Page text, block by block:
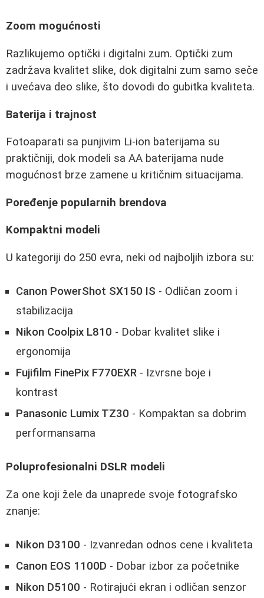
Zoom mogućnosti
Razlikujemo optički i digitalni zum. Optički zum
zadržava kvalitet slike, dok digitalni zum samo seče
i uvećava deo slike, što dovodi do gubitka kvaliteta.
Baterija i trajnost
Fotoaparati sa punjivim Li-ion baterijama su
praktičniji, dok modeli sa AA baterijama nude
mogućnost brze zamene u kritičnim situacijama.
Poređenje popularnih brendova
Kompaktni modeli
U kategoriji do 250 evra, neki od najboljih izbora su:
Canon PowerShot SX150 IS - Odličan zoom i
stabilizacija
Nikon Coolpix L810 - Dobar kvalitet slike i
ergonomija
Fujifilm FinePix F770EXR - Izvrsne boje i
kontrast
Panasonic Lumix TZ30 - Kompaktan sa dobrim
performansama
Poluprofesionalni DSLR modeli
Za one koji žele da unaprede svoje fotografsko
znanje:
Nikon D3100 - Izvanredan odnos cene i kvaliteta
Canon EOS 1100D - Dobar izbor za početnike
Nikon D5100 - Rotirajući ekran i odličan senzor